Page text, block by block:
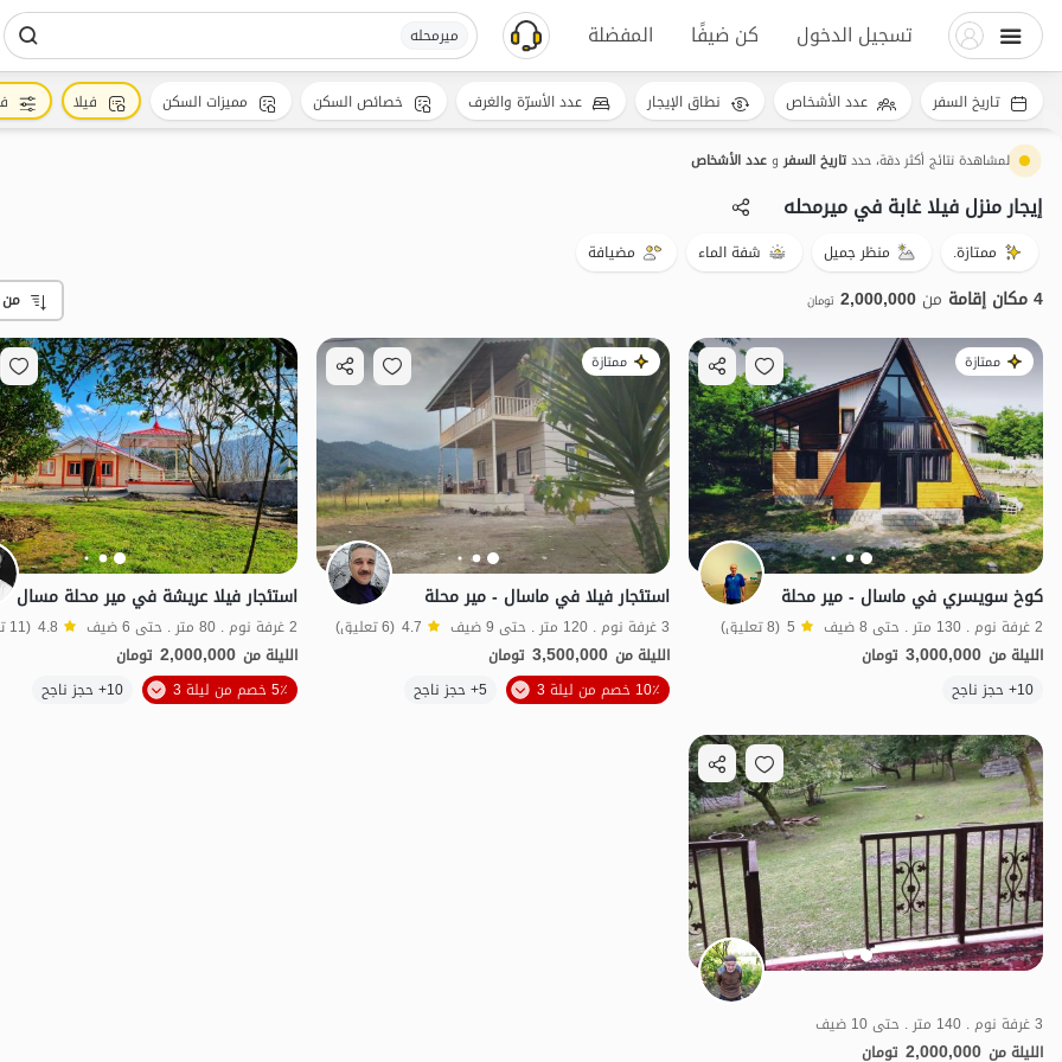
تسجيل الدخول كن ضيفًا المفضلة میرمحله
لمشاهدة نتائج أكثر دقة، حددتاريخ السفروعدد الأشخاص
إيجار منزل فيلا غابة في میرمحله
ممتازة. منظر جميل شفة الماء مضيافة
4 مكان إقامة من 2,000,000 تومان
ممتازة
كوخ سويسري في ماسال - مير محلة
2 غرفة نوم . 130 متر . حتى 8 ضيف 5 (8 تعليق)
الليلة من 3,000,000 تومان
10+ حجز ناجح
منظر جميل الموقع على الخريطة
ممتازة
استئجار فيلا في ماسال - مير محلة
3 غرفة نوم . 120 متر . حتى 9 ضيف 4.7 (6 تعليق)
الليلة من 3,500,000 تومان
10٪ خصم من ليلة 3
5+ حجز ناجح الموقع على الخريطة
استئجار فيلا عريشة في مير محلة مسال
2 غرفة نوم . 80 متر . حتى 6 ضيف 4.8 (11 تعليق)
الليلة من 2,000,000 تومان
5٪ خصم من ليلة 3
10+ حجز ناجح
3 غرفة نوم . 140 متر . حتى 10 ضيف
الليلة من 2,000,000 تومان
تاريخ السفر عدد الأشخاص نطاق الإيجار عدد الأسرّة والغرف خصائص السكن مميزات السكن فيلا